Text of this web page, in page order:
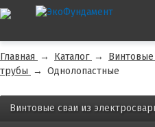
Главная → Каталог → Винтовые
трубы → Однолопастные
Винтовые сваи из